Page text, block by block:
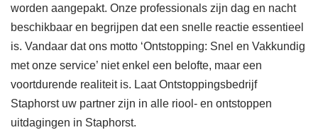
worden aangepakt. Onze professionals zijn dag en nacht
beschikbaar en begrijpen dat een snelle reactie essentieel
is. Vandaar dat ons motto ‘Ontstopping: Snel en Vakkundig
met onze service’ niet enkel een belofte, maar een
voortdurende realiteit is. Laat Ontstoppingsbedrijf
Staphorst uw partner zijn in alle riool- en ontstoppen
uitdagingen in Staphorst.